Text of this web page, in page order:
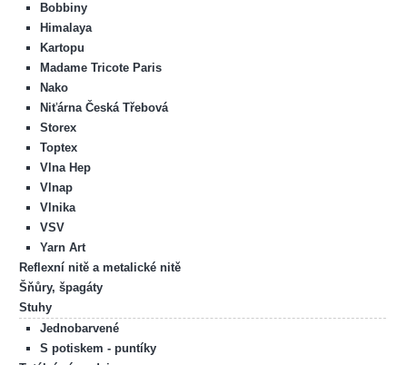
Bobbiny
Himalaya
Kartopu
Madame Tricote Paris
Nako
Niťárna Česká Třebová
Storex
Toptex
Vlna Hep
Vlnap
Vlnika
VSV
Yarn Art
Reflexní nitě a metalické nitě
Šňůry, špagáty
Stuhy
Jednobarvené
S potiskem - puntíky